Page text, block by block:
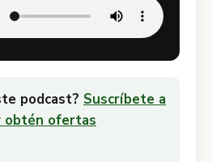
podcast? Suscríbete a
ofertas